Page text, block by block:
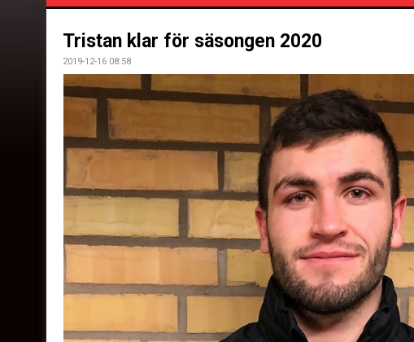
Tristan klar för säsongen 2020
2019-12-16 08:58